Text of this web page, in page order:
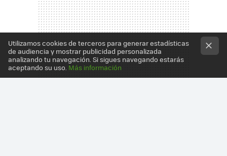
Utilizamos cookies de terceros para generar estadísticas
de audiencia y mostrar publicidad personalizada
analizando tu navegación. Si sigues navegando estarás
aceptando su uso. Más información